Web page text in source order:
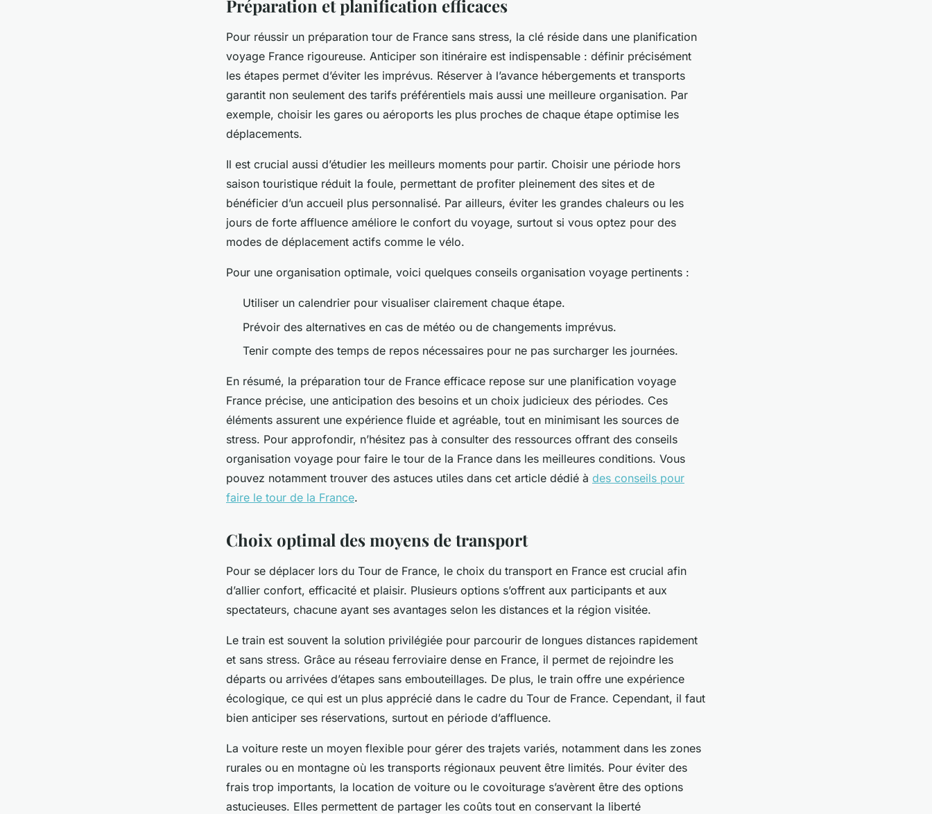
Préparation et planification efficaces
Pour réussir un préparation tour de France sans stress, la clé réside dans une planification
voyage France rigoureuse. Anticiper son itinéraire est indispensable : définir précisément
les étapes permet d’éviter les imprévus. Réserver à l’avance hébergements et transports
garantit non seulement des tarifs préférentiels mais aussi une meilleure organisation. Par
exemple, choisir les gares ou aéroports les plus proches de chaque étape optimise les
déplacements.
Il est crucial aussi d’étudier les meilleurs moments pour partir. Choisir une période hors
saison touristique réduit la foule, permettant de profiter pleinement des sites et de
bénéficier d’un accueil plus personnalisé. Par ailleurs, éviter les grandes chaleurs ou les
jours de forte affluence améliore le confort du voyage, surtout si vous optez pour des
modes de déplacement actifs comme le vélo.
Pour une organisation optimale, voici quelques conseils organisation voyage pertinents :
Utiliser un calendrier pour visualiser clairement chaque étape.
Prévoir des alternatives en cas de météo ou de changements imprévus.
Tenir compte des temps de repos nécessaires pour ne pas surcharger les journées.
En résumé, la préparation tour de France efficace repose sur une planification voyage
France précise, une anticipation des besoins et un choix judicieux des périodes. Ces
éléments assurent une expérience fluide et agréable, tout en minimisant les sources de
stress. Pour approfondir, n’hésitez pas à consulter des ressources offrant des conseils
organisation voyage pour faire le tour de la France dans les meilleures conditions. Vous
pouvez notamment trouver des astuces utiles dans cet article dédié à des conseils pour
faire le tour de la France.
Choix optimal des moyens de transport
Pour se déplacer lors du Tour de France, le choix du transport en France est crucial afin
d’allier confort, efficacité et plaisir. Plusieurs options s’offrent aux participants et aux
spectateurs, chacune ayant ses avantages selon les distances et la région visitée.
Le train est souvent la solution privilégiée pour parcourir de longues distances rapidement
et sans stress. Grâce au réseau ferroviaire dense en France, il permet de rejoindre les
départs ou arrivées d’étapes sans embouteillages. De plus, le train offre une expérience
écologique, ce qui est un plus apprécié dans le cadre du Tour de France. Cependant, il faut
bien anticiper ses réservations, surtout en période d’affluence.
La voiture reste un moyen flexible pour gérer des trajets variés, notamment dans les zones
rurales ou en montagne où les transports régionaux peuvent être limités. Pour éviter des
frais trop importants, la location de voiture ou le covoiturage s’avèrent être des options
astucieuses. Elles permettent de partager les coûts tout en conservant la liberté